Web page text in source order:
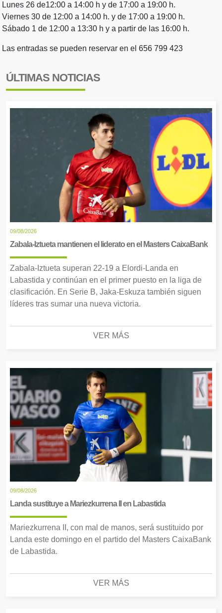
Lunes 26 de12:00 a 14:00 h y de 17:00 a 19:00 h.
Viernes 30 de 12:00 a 14:00 h. y de 17:00 a 19:00 h.
Sábado 1 de 12:00 a 13:30 h y a partir de las 16:00 h.
Las entradas se pueden reservar en el 656 799 423
ÚLTIMAS NOTICIAS
09/08/2026
Zabala-Iztueta mantienen el liderato en el Masters CaixaBank
Zabala-Iztueta superan 22-19 a Elordi-Landa en
Labastida y continúan en el primer puesto en la liga de
clasificación. En Serie B, Jaka-Eskuza también siguen
líderes tras sumar una nueva victoria.
VER MÁS
09/08/2026
Landa sustituye a Mariezkurrena II en Labastida
Mariezkurrena II, con mal de manos, será sustituido por
Landa este domingo en el partido del Masters CaixaBank
de Labastida.
VER MÁS